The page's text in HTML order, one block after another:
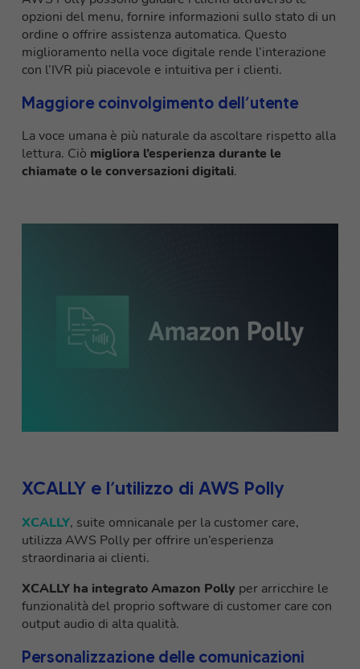
opzioni del menu, fornire informazioni sullo stato di un
ordine o offrire assistenza automatica. Questo
miglioramento nella voce digitale rende l’interazione
con l’IVR più piacevole e intuitiva per i clienti.
Maggiore coinvolgimento dell’utente
La voce umana è più naturale da ascoltare rispetto alla
lettura. Ciò migliora l’esperienza durante le
chiamate o le conversazioni digitali.
XCALLY e l’utilizzo di AWS Polly
XCALLY, suite omnicanale per la customer care,
utilizza AWS Polly per offrire un’esperienza
straordinaria ai clienti.
XCALLY ha integrato Amazon Polly per arricchire le
funzionalità del proprio software di customer care con
output audio di alta qualità.
Personalizzazione delle comunicazioni